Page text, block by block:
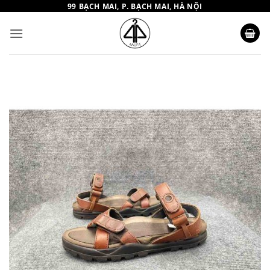
nội
dung
99 BẠCH MAI, P. BẠCH MAI, HÀ NỘI